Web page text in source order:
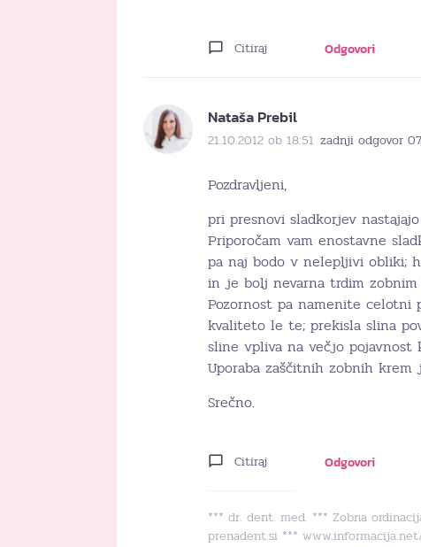
Citiraj Odgovori
Nataša Prebil
21.10.2012 ob 18:51 zadnji odgovor
Pozdravljeni,
pri presnovi sladkorjev
Priporočam vam enostavne
pa naj bodo v nelepljivi obliki;
in je bolj nevarna trdim
Pozornost pa namenite celotni
kvaliteto le te; prekisla slina
sline vpliva na večjo pojavnost
Uporaba zaščitnih zobnih krem
Srečno.
Citiraj Odgovori
*** dr. dent. med. *** Zobna
prenadent.si ***